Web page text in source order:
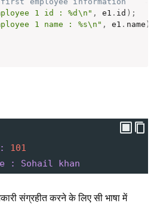
1 id : %d\n" , e1 . id ) ;
1 name : %s\n" , e1 . name )
:
101
: Sohail khan
संग्रहीत करने के लिए सी भाषा में